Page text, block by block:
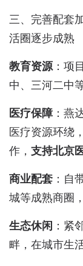
三、完善配套
活圈逐步成熟
教育资源：项
中、三河二中
医疗保障：燕
医疗资源环绕
作， 支持北京
商业配套 ：自
城等成熟商圈
生态休闲 ：紧
畔，在城市生